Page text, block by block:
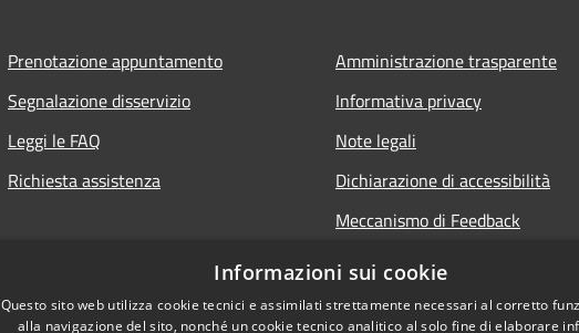
Prenotazione appuntamento
Segnalazione disservizio
Leggi le FAQ
Richiesta assistenza
Amministrazione trasparente
Informativa privacy
Note legali
Dichiarazione di accessibilità
Meccanismo di Feedback
Informazioni sui cookie
Questo sito web utilizza cookie tecnici e assimilati strettamente necessari al corretto
alla navigazione del sito, nonché un cookie tecnico analitico al solo fine di elaborare